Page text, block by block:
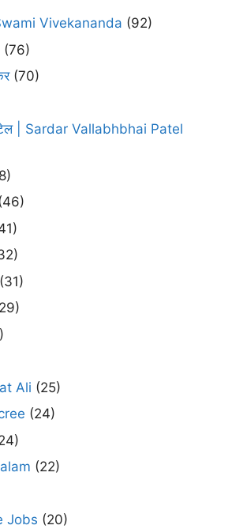
Swami Vivekananda (92)
(76)
(70)
| Sardar Vallabhbhai Patel
(31)
Ali (25)
(24)
(22)
Jobs (20)